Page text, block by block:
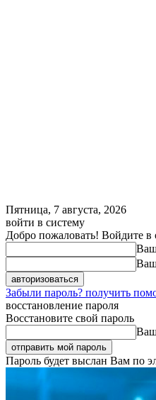
Пятница, 7 августа, 2026
войти в систему
Добро пожаловать! Войдите в
Забыли пароль? получить
восстановление пароля
Восстановите свой пароль
Ваш
Пароль будет выслан Вам по